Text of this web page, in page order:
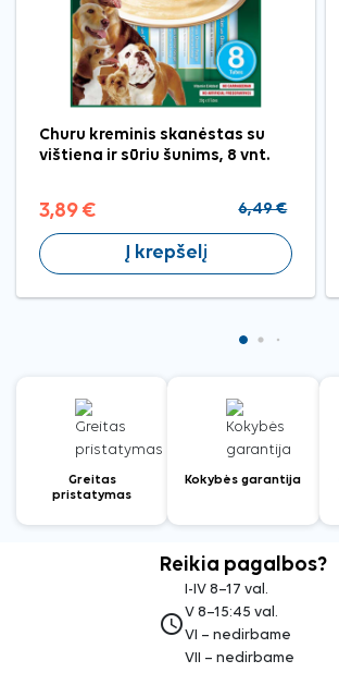
Churu kreminis skanėstas su
vištiena ir sūriu šunims, 8 vnt.
3,89 € 6,49 €
Į krepšelį
Greitas
pristatymas
Kokybės garantija
Reikia pagalbos?
access_time
I-IV 8–17 val.
V 8–15:45 val.
VI – nedirbame
VII – nedirbame